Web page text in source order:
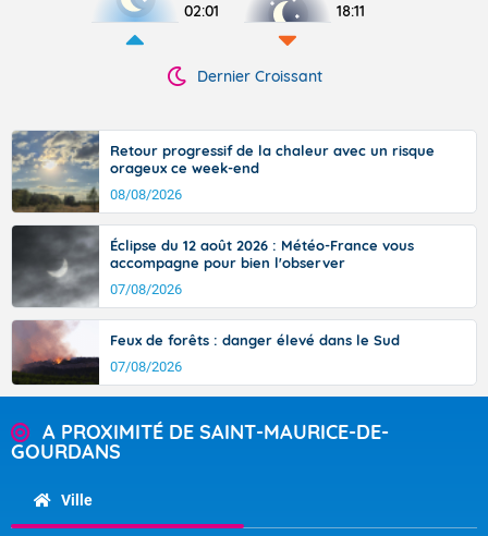
02:01 18:11
Dernier Croissant
Retour progressif de la chaleur avec un risque
orageux ce week-end
08/08/2026
Éclipse du 12 août 2026 : Météo-France vous
accompagne pour bien l'observer
07/08/2026
Feux de forêts : danger élevé dans le Sud
07/08/2026
A PROXIMITÉ DE SAINT-MAURICE-DE-
GOURDANS
Ville